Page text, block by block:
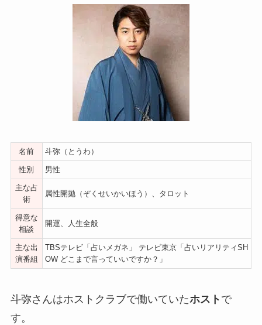
名前 斗弥（とうわ）
性別 男性
主な占
術
属性開抛（ぞくせいかいほう）、タロット
得意な
相談
開運、人生全般
主な出
演番組
TBSテレビ「占いメガネ」 テレビ東京「占いリアリティSH
OW どこまで言っていいですか？」
斗弥さんはホストクラブで働いていたホスト で
す。